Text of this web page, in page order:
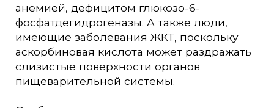
анемией, дефицитом глюкозо-6-
фосфатдегидрогеназы. А также люди,
имеющие заболевания ЖКТ, поскольку
аскорбиновая кислота может раздражать
слизистые поверхности органов
пищеварительной системы.